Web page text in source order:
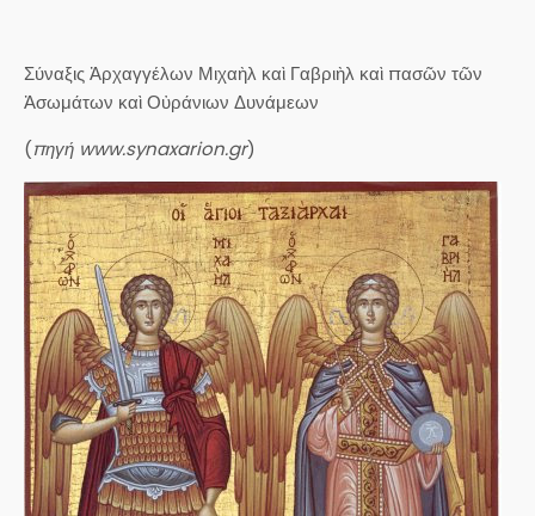
Σύναξις Ἀρχαγγέλων Μιχαὴλ καὶ Γαβριὴλ καὶ πασῶν τῶν
Ἀσωμάτων καὶ Οὐράνιων Δυνάμεων
(πηγή www.synaxarion.gr)